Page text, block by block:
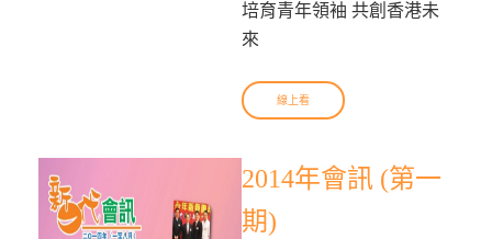
培育青年領袖 共創香港未
來
線上看
2014年會訊 (第一
期)